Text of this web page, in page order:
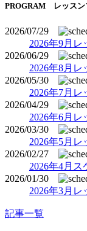
PROGRAM レッス
2026/07/29
2026年9月
2026/06/29
2026年8月
2026/05/30
2026年7月
2026/04/29
2026年6月
2026/03/30
2026年5月
2026/02/27
2026年4月ス
2026/01/30
2026年3月
記事一覧